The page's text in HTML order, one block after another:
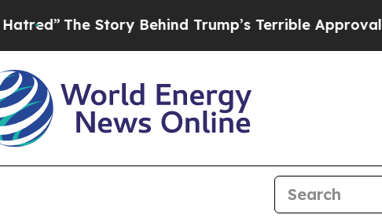
The Story Behind Trump’s Terrible Approval Rating